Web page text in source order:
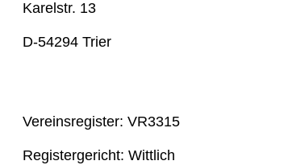
Karelstr. 13
D-54294 Trier
Vereinsregister: VR3315
Registergericht: Wittlich